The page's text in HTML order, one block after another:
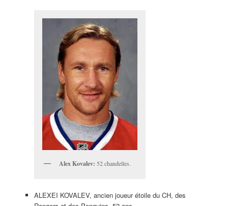
Alex Kovalev: 52 chandelles.
ALEXEI KOVALEV, ancien joueur étoile du CH, des